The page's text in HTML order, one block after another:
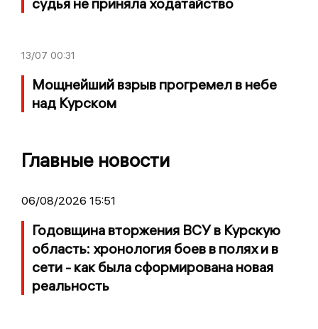
13/07 00:31
Мощнейший взрыв прогремел в небе
над Курском
Главные новости
06/08/2026 15:51
Годовщина вторжения ВСУ в Курскую
область: хронология боев в полях и в
сети - как была сформирована новая
реальность